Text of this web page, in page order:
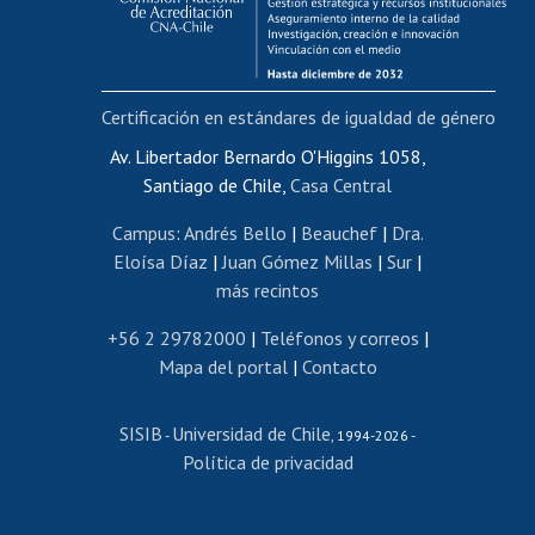
Funcionarias/os
Cursos internos de capacitación
Bienestar del personal
Portal de movilidad interna
Certificado de renta
Certificado de renta honorarios
Editar páginas blancas
Extranjeras/os
Revalidación y reconocimiento de títulos
Postulación al Programa de Movilidad Estudiantil
Cursos de español
Av. Libertador Bernardo O'Higgins 1058,
Santiago de Chile, Casa Central
Campus: Andrés Bello | Beauchef| Dra.
Eloísa Díaz |Juan Gómez Millas | Sur |
más recintos
+56 2 29782000 | Teléfonos y correos |
Mapa del portal| Contacto
SISIB - Universidad de Chile, 1994-2026 -
Política de privacidad
Certificación en estándares de igualdad de género